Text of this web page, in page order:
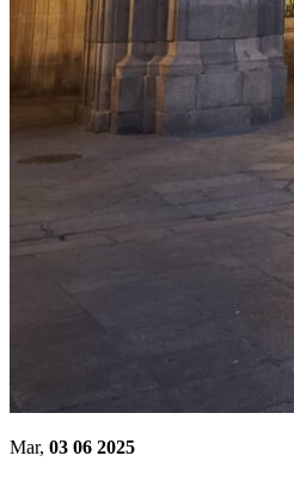
Mar, 03 06 2025